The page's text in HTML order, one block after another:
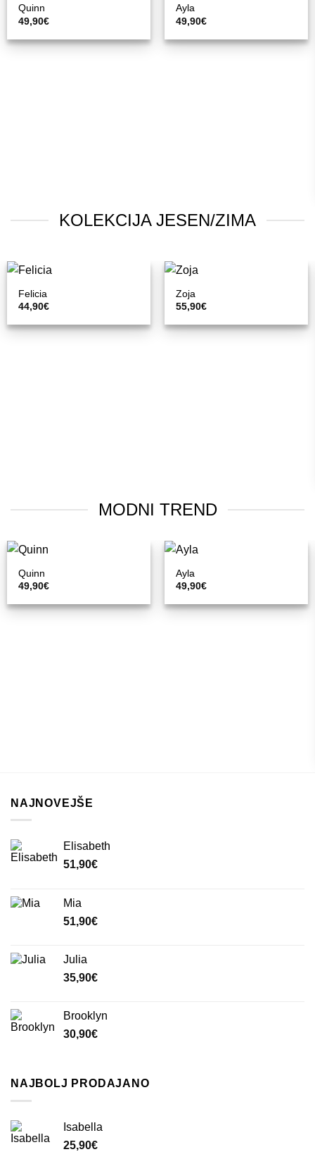
Quinn
49,90€
Ayla
49,90€
KOLEKCIJA JESEN/ZIMA
Felicia
44,90€
Zoja
55,90€
MODNI TREND
Quinn
49,90€
Ayla
49,90€
NAJNOVEJŠE
Elisabeth
51,90€
Mia
51,90€
Julia
35,90€
Brooklyn
30,90€
NAJBOLJ PRODAJANO
Isabella
25,90€